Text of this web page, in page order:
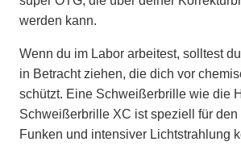
werden kann.
Wenn du im Labor arbeitest, solltest
in Betracht ziehen, die dich vor
schützt. Eine Schweißerbrille wie die
Schweißerbrille XC ist speziell für den
Funken und intensiver Lichtstrahlung